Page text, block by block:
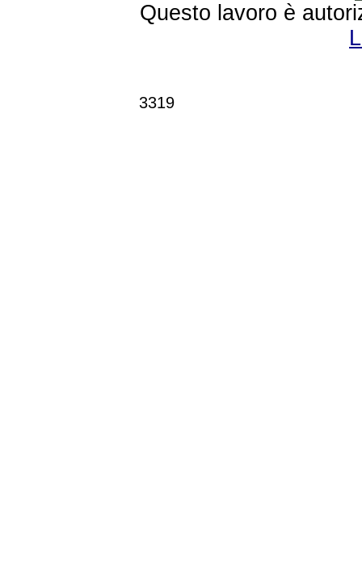
Questo lavoro è
3319